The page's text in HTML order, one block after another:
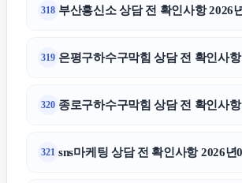
318 부산흥신소 상담 전 확인사항 2026
319 은평구하수구막힘 상담 전 확인사
320 종로구하수구막힘 상담 전 확인사
321 sns마케팅 상담 전 확인사항 2026년